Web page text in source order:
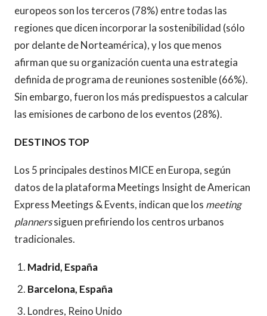
europeos son los terceros (78%) entre todas las
regiones que dicen incorporar la sostenibilidad (sólo
por delante de Norteamérica), y los que menos
afirman que su organización cuenta una estrategia
definida de programa de reuniones sostenible (66%).
Sin embargo, fueron los más predispuestos a calcular
las emisiones de carbono de los eventos (28%).
DESTINOS TOP
Los 5 principales destinos MICE en Europa, según
datos de la plataforma Meetings Insight de American
Express Meetings & Events, indican que los meeting
plannerssiguen prefiriendo los centros urbanos
tradicionales.
Madrid, España
Barcelona, España
Londres, Reino Unido